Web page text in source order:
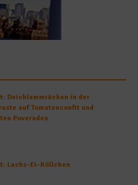
Deichlammrücken in der
auf Tomatenconfit und
Poveraden
Lachs-Ei-Röllchen